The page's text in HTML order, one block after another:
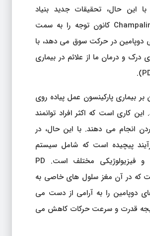
این حال، تحقیقات جدید بنیاد
Champalimaud (CF) کانون توجه را به سمت
دوپامین در حرکت سوق می دهد، با
درک و درمان ما از علائم در بیماری
بر بیماری پارکینسون عمل پیاده روی
این کاری است که اکثر افراد توانمند
انجام می دهند. با این حال، در
پیچیده است که شامل سیستم
های عصبی و فیزیولوژیکی مختلف است. PD
که در آن مغز سلول های خاصی به
دوپامین را به آرامی از دست می
قدرت و سرعت حرکات کاهش می